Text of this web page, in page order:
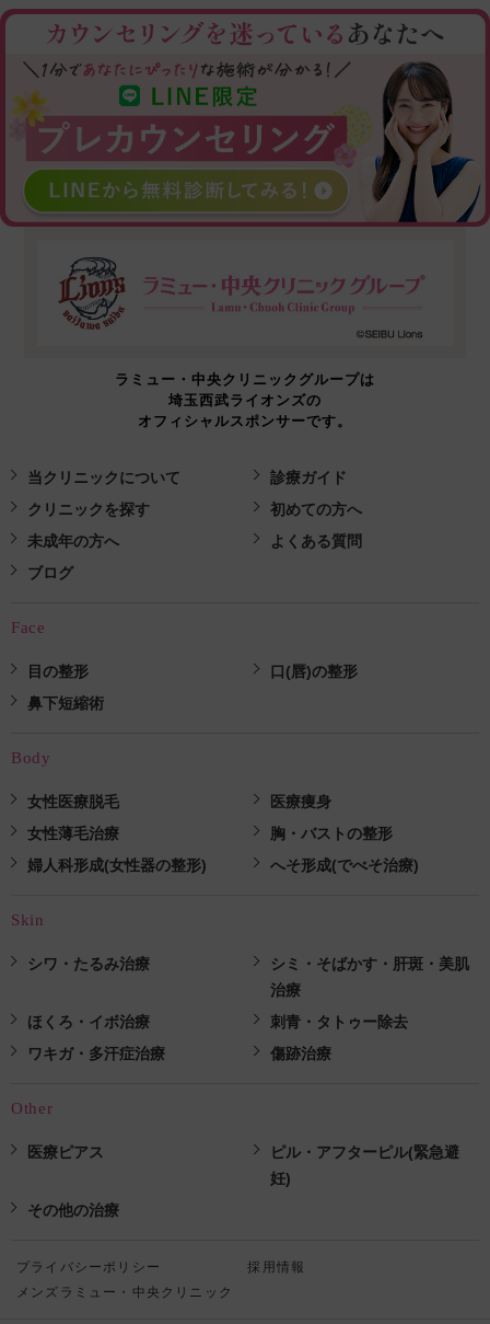
ラミュー・中央クリニックグループは
埼玉西武ライオンズの
オフィシャルスポンサーです。
当クリニックについて
診療ガイド
クリニックを探す
初めての方へ
未成年の方へ
よくある質問
ブログ
Face
目の整形
口(唇)の整形
鼻下短縮術
Body
女性医療脱毛
医療痩身
女性薄毛治療
胸・バストの整形
婦人科形成(女性器の整形)
へそ形成(でべそ治療)
Skin
シワ・たるみ治療
シミ・そばかす・肝斑・美肌
治療
ほくろ・イボ治療
刺青・タトゥー除去
ワキガ・多汗症治療
傷跡治療
Other
医療ピアス
ピル・アフターピル(緊急避
妊)
その他の治療
プライバシーポリシー
採用情報
メンズラミュー・中央クリニック